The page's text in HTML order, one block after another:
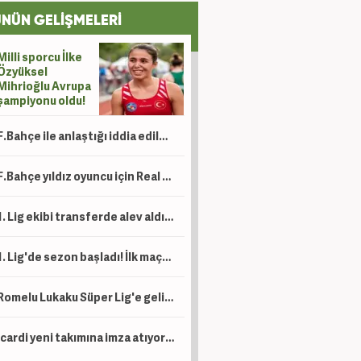
GELİŞMELERİ
sporcu İlke
Avrupa
oldu!
F.Bahçe ile anlaştığı iddia edilmişti! Hakan'dan açıklama
F.Bahçe yıldız oyuncu için Real Madrid ile anlaştı!
1. Lig ekibi transferde alev aldı! 15 futbolcuyu birden açıkladılar
1. Lig'de sezon başladı! İlk maçta 2-1 kazandılar
Romelu Lukaku Süper Lig'e geliyor mu? Beşiktaş ve Fenerbahçe detayı
Icardi yeni takımına imza atıyor! Ev bakmaya bile başladı